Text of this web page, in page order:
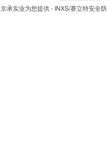
京承实业为您提供 - INXS/赛立特安全